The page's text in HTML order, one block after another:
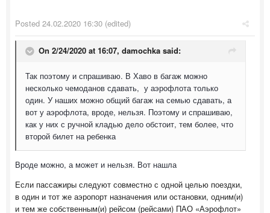
Posted 24.02.2020 16:30 (edited)
On 2/24/2020 at 16:07, damochka said:
Так поэтому и спрашиваю. В Хаво в багаж можно
несколько чемоданов сдавать, у аэрофлота только
один. У наших можно общий багаж на семью сдавать, а
вот у аэрофлота, вроде, нельзя. Поэтому и спрашиваю,
как у них с ручной кладью дело обстоит, тем более, что
второй билет на ребенка
Вроде можно, а может и нельзя. Вот нашла
Если пассажиры следуют совместно с одной целью поездки,
в один и тот же аэропорт назначения или остановки, одним(и)
и тем же собственным(и) рейсом (рейсами) ПАО «Аэрофлот»